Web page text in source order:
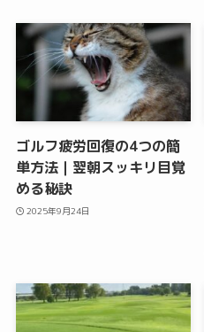
ゴルフ疲労回復の4つの簡
単方法｜翌朝スッキリ目覚
める秘訣
2025年9月24日